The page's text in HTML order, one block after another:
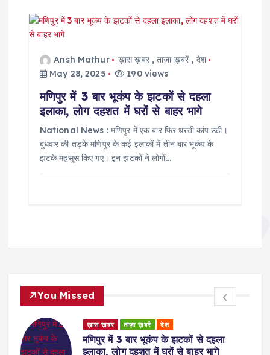
Ansh Mathur ख़ास ख़बर,ताज़ा ख़बरें , देश
May 28, 2025
190 views
मणिपुर में 3 बार भूकंप के झटकों से दहला
इलाका, लोग दहशत में घरों से बाहर भागे
National News : मणिपुर में एक बार फिर धरती कांप उठी।
बुधवार की तड़के मणिपुर के कई इलाकों में तीन बार भूकंप के
झटके महसूस किए गए। इन झटकों ने लोगों…
You Missed
ख़ास ख़बर ताज़ा ख़बरें देश
मणिपुर में 3 बार भूकंप के झटकों से दहला
इलाका, लोग दहशत में घरों से बाहर भागे